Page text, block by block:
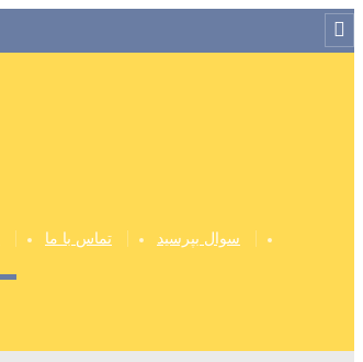
Menu
سوال بپرسید تماس با ما